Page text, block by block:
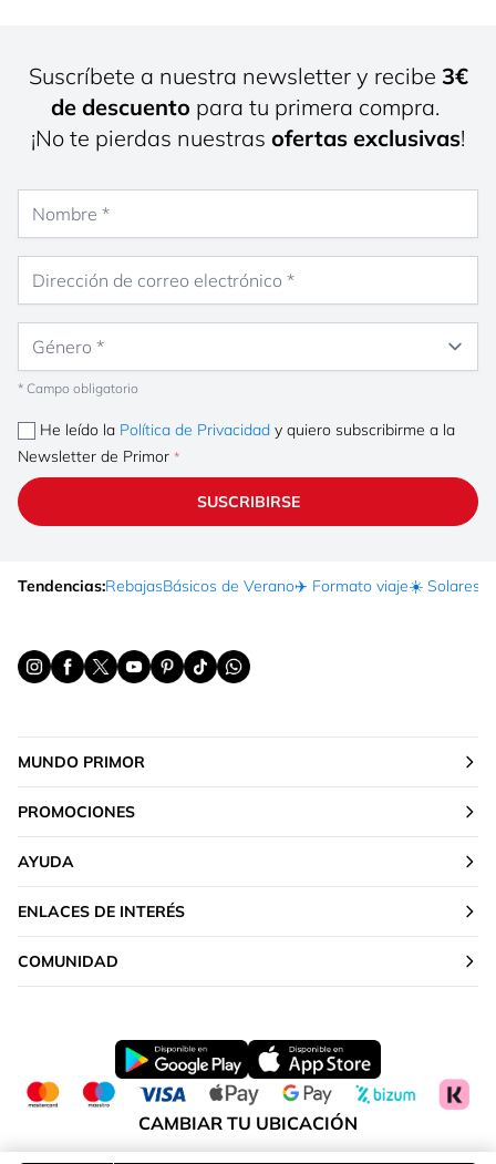
Suscríbete a nuestra newsletter y recibe 3€
de descuento para tu primera compra.
¡No te pierdas nuestras ofertas exclusivas!
* Campo obligatorio
He leído la Política de Privacidad y quiero subscribirme a la
Newsletter de Primor
SUSCRIBIRSE
Tendencias:RebajasBásicos de Verano✈️ Formato viaje☀️ Solares
MUNDO PRIMOR
PROMOCIONES
AYUDA
ENLACES DE INTERÉS
COMUNIDAD
CAMBIAR TU UBICACIÓN